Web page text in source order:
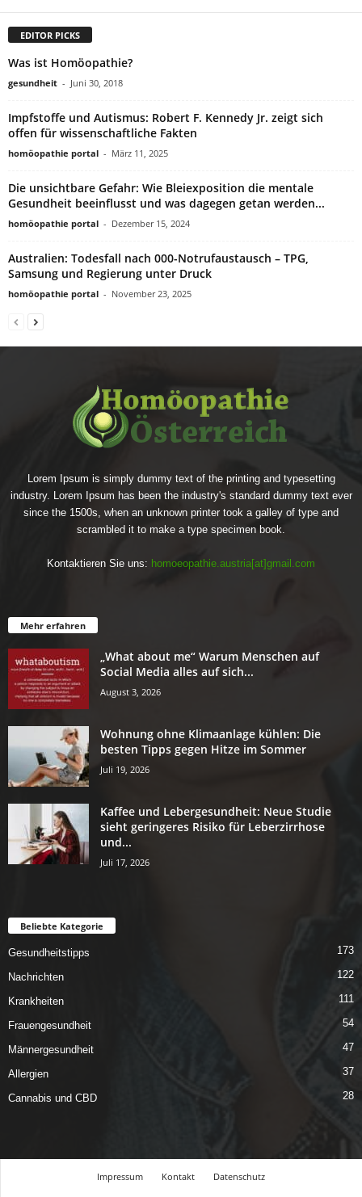
EDITOR PICKS
Was ist Homöopathie?
gesundheit - Juni 30, 2018
Impfstoffe und Autismus: Robert F. Kennedy Jr. zeigt sich
offen für wissenschaftliche Fakten
homöopathie portal - März 11, 2025
Die unsichtbare Gefahr: Wie Bleiexposition die mentale
Gesundheit beeinflusst und was dagegen getan werden...
homöopathie portal - Dezember 15, 2024
Australien: Todesfall nach 000-Notrufaustausch – TPG,
Samsung und Regierung unter Druck
homöopathie portal - November 23, 2025
Lorem Ipsum is simply dummy text of the printing and typesetting
industry. Lorem Ipsum has been the industry's standard dummy text ever
since the 1500s, when an unknown printer took a galley of type and
scrambled it to make a type specimen book.
Kontaktieren Sie uns: homoeopathie.austria[at]gmail.com
Mehr erfahren
„What about me“ Warum Menschen auf
Social Media alles auf sich...
August 3, 2026
Wohnung ohne Klimaanlage kühlen: Die
besten Tipps gegen Hitze im Sommer
Juli 19, 2026
Kaffee und Lebergesundheit: Neue Studie
sieht geringeres Risiko für Leberzirrhose
und...
Juli 17, 2026
Beliebte Kategorie
Gesundheitstipps 173
Nachrichten 122
Krankheiten 111
Frauengesundheit 54
Männergesundheit 47
Allergien 37
Cannabis und CBD 28
Impressum Kontakt
Datenschutz